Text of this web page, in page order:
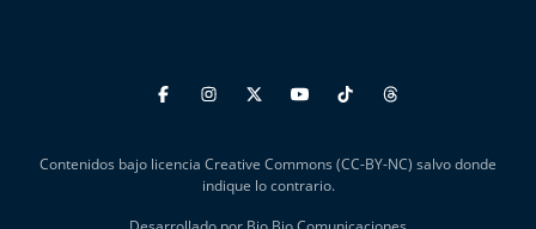
Podría Ser Peor
Entrevistas BioBioTV
Contenidos bajo licencia Creative Commons (CC-BY-NC) salvo donde
indique lo contrario.